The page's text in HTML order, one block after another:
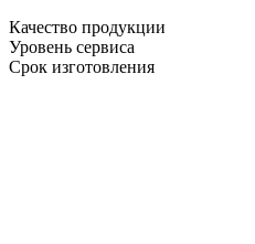
Качество продукции
Уровень сервиса
Срок изготовления